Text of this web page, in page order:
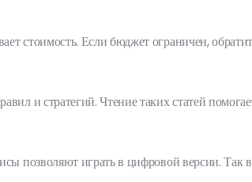
стоимость. Если бюджет ограничен,
и стратегий. Чтение таких статей
позволяют играть в цифровой версии. Так